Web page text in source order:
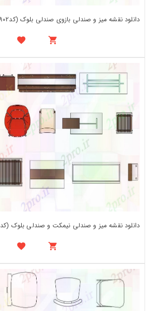
دانلود نقشه میز و صندلی بازوی صندلی بلوک (کد48902)
دانلود نقشه میز و صندلی نیمکت و صندلی بلوک (کد48898)